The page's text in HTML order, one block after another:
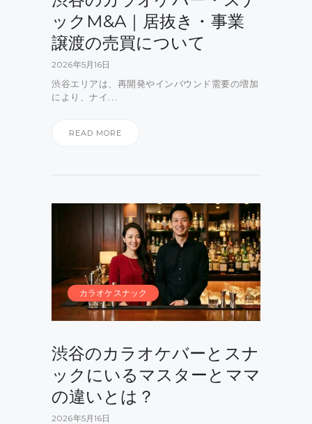
ックM&A｜居抜き・事業
譲渡の売買について
2026年5月16日
渋谷エリアは、再開発やインバウンド需要の増加
により、ナイ…
READ MORE
カラオケスナック
渋谷のカラオケバーとスナ
ックにいるマスターとママ
の違いとは？
2026年5月16日